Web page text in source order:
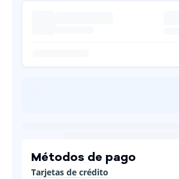
Métodos de pago
Tarjetas de crédito